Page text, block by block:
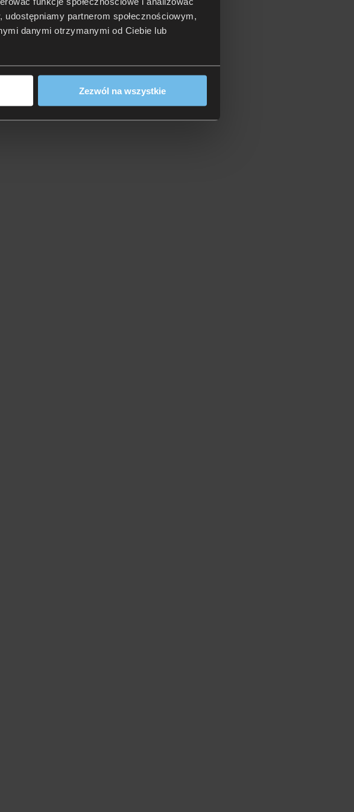
partnerom społecznościowym,
danymi otrzymanymi od Ciebie lub
Zezwól na wszystkie